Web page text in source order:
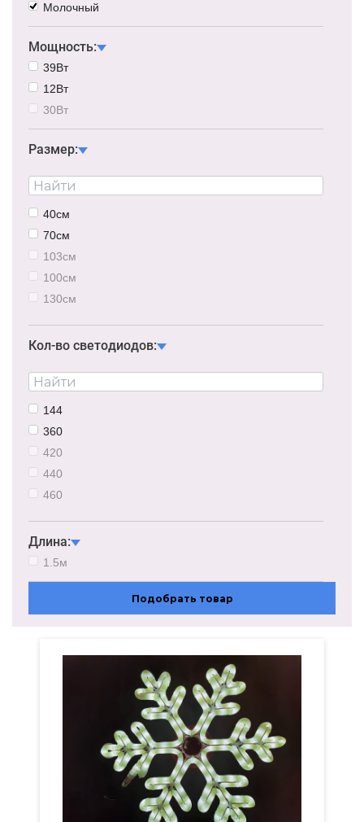
Молочный
Мощность:
39Вт
12Вт
30Вт
Размер:
40см
70см
103см
100см
130см
200см
Кол-во светодиодов:
144
360
420
440
460
Длина:
1.5м
Подобрать товар